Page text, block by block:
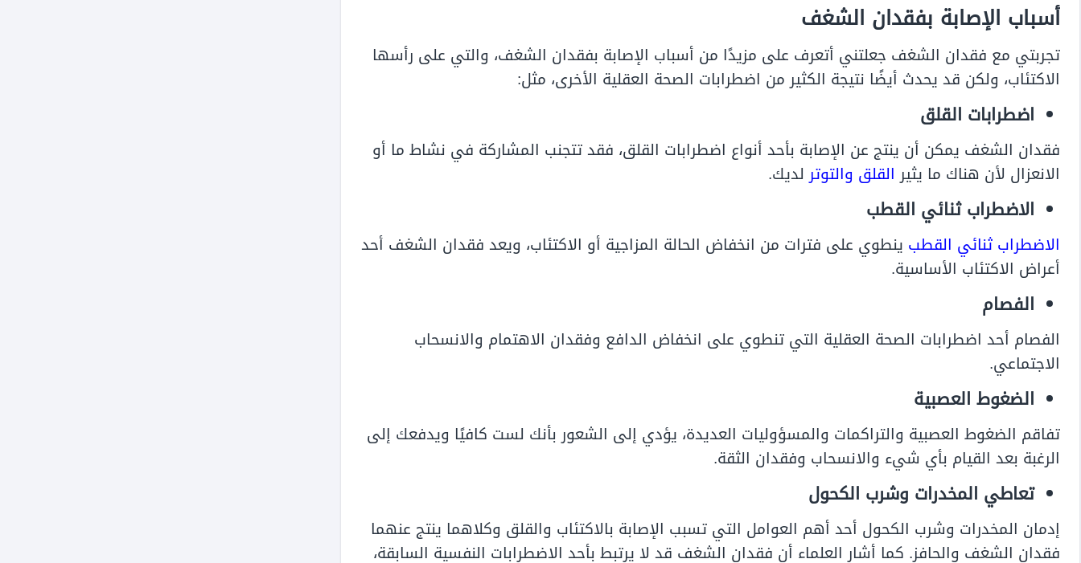
أسباب الإصابة بفقدان الشغف
تجربتي مع فقدان الشغف جعلتني أتعرف على مزيدًا من أسباب الإصابة بفقدان الشغف، والتي على رأسها
الاكتئاب، ولكن قد يحدث أيضًا نتيجة الكثير من اضطرابات الصحة العقلية الأخرى، مثل:
اضطرابات القلق
فقدان الشغف يمكن أن ينتج عن الإصابة بأحد أنواع اضطرابات القلق، فقد تتجنب المشاركة في نشاط ما أو
الانعزال لأن هناك ما يثيرالقلق والتوترلديك.
الاضطراب ثنائي القطب
الاضطراب ثنائي القطب ينطوي على فترات من انخفاض الحالة المزاجية أو الاكتئاب، ويعد فقدان الشغف أحد
أعراض الاكتئاب الأساسية.
الفصام
الفصام أحد اضطرابات الصحة العقلية التي تنطوي على انخفاض الدافع وفقدان الاهتمام والانسحاب
الاجتماعي.
الضغوط العصبية
تفاقم الضغوط العصبية والتراكمات والمسؤوليات العديدة، يؤدي إلى الشعور بأنك لست كافيًا ويدفعك إلى
الرغبة بعد القيام بأي شيء والانسحاب وفقدان الثقة.
تعاطي المخدرات وشرب الكحول
إدمان المخدرات وشرب الكحول أحد أهم العوامل التي تسبب الإصابة بالاكتئاب والقلق وكلاهما ينتج عنهما
فقدان الشغف والحافز. كما أشار العلماء أن فقدان الشغف قد لا يرتبط بأحد الاضطرابات النفسية السابقة،